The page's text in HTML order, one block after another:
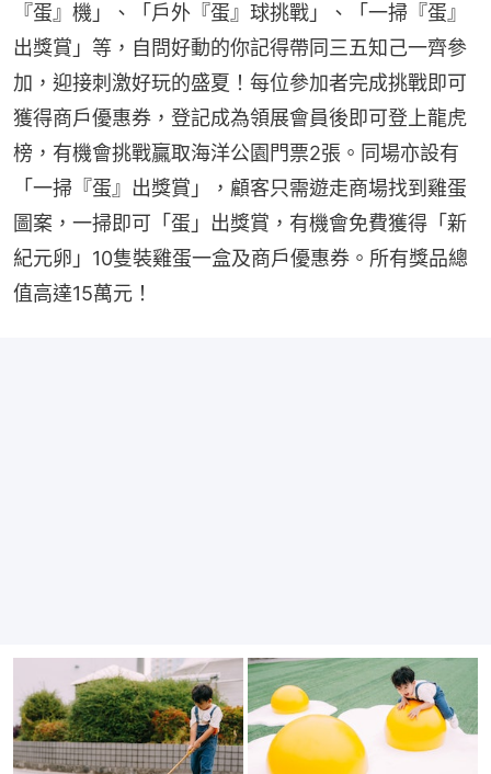
『蛋』機」、「戶外『蛋』球挑戰」、「一掃『蛋』
出獎賞」等，自問好動的你記得帶同三五知己一齊參
加，迎接刺激好玩的盛夏！每位參加者完成挑戰即可
獲得商戶優惠券，登記成為領展會員後即可登上龍虎
榜，有機會挑戰贏取海洋公園門票2張。同場亦設有
「一掃『蛋』出獎賞」，顧客只需遊走商場找到雞蛋
圖案，一掃即可「蛋」出獎賞，有機會免費獲得「新
紀元卵」10隻裝雞蛋一盒及商戶優惠券。所有獎品總
值高達15萬元！